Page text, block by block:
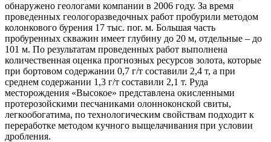
обнаружено геологами компании в 2006 году. За время
проведенных геологоразведочных работ пробурили методом
колонкового бурения 17 тыс. пог. м. Большая часть
пробуренных скважин имеет глубину до 20 м, отдельные – до
101 м. По результатам проведенных работ выполнена
количественная оценка прогнозных ресурсов золота, которые
при бортовом содержании 0,7 г/т составили 2,4 т, а при
среднем содержании 1,3 г/т составили 2,1 т. Руда
месторождения «Высокое» представлена окисленными
протерозойскими песчаниками олонноконской свиты,
легкообогатима, по технологическим свойствам подходит к
переработке методом кучного выщелачивания при условии
дробления.